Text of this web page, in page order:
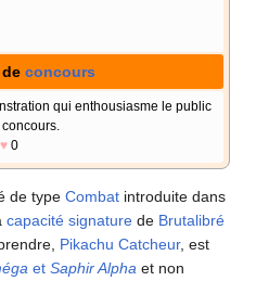
concours
qui enthousiasme le public
0
de type Combat introduite dans
capacité signature de Brutalibré
Pikachu Catcheur, est
et Saphir Alpha et non